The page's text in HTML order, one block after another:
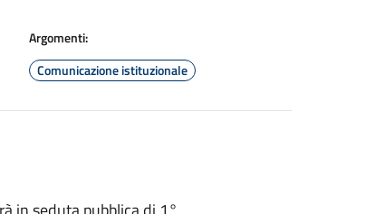
Argomenti:
Comunicazione istituzionale